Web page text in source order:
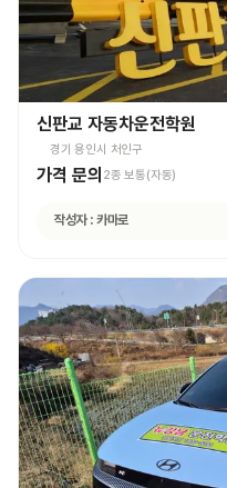
신판교 자동차운전학원
경기 용인시 처인구
가격 문의 2종 보통(자동)
작성자 : 카마로